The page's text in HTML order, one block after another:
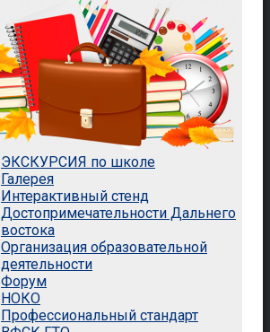
ЭКСКУРСИЯ по школе
Галерея
Интерактивный стенд
Достопримечательности Дальнего
востока
Организация образовательной
деятельности
Форум
НОКО
Профессиональный стандарт